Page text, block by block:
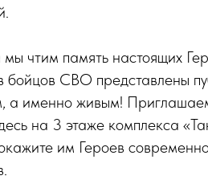
мы чтим память настоящих
бойцов СВО представлены
а именно живым!
на 3 этаже комплекса
им Героев